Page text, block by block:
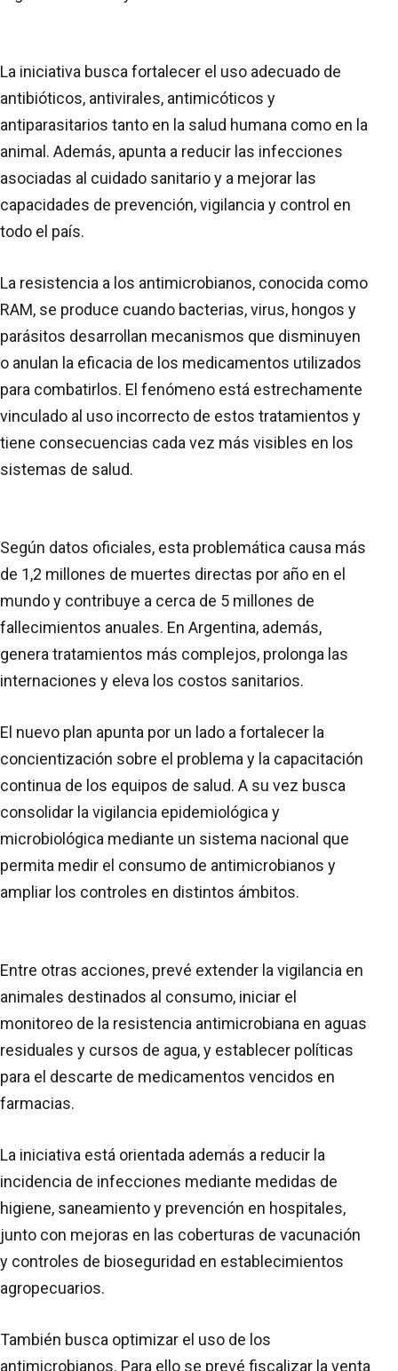
La iniciativa busca fortalecer el uso adecuado de
antibióticos, antivirales, antimicóticos y
antiparasitarios tanto en la salud humana como en la
animal. Además, apunta a reducir las infecciones
asociadas al cuidado sanitario y a mejorar las
capacidades de prevención, vigilancia y control en
todo el país.
La resistencia a los antimicrobianos, conocida como
RAM, se produce cuando bacterias, virus, hongos y
parásitos desarrollan mecanismos que disminuyen
o anulan la eficacia de los medicamentos utilizados
para combatirlos. El fenómeno está estrechamente
vinculado al uso incorrecto de estos tratamientos y
tiene consecuencias cada vez más visibles en los
sistemas de salud.
Según datos oficiales, esta problemática causa más
de 1,2 millones de muertes directas por año en el
mundo y contribuye a cerca de 5 millones de
fallecimientos anuales. En Argentina, además,
genera tratamientos más complejos, prolonga las
internaciones y eleva los costos sanitarios.
El nuevo plan apunta por un lado a fortalecer la
concientización sobre el problema y la capacitación
continua de los equipos de salud. A su vez busca
consolidar la vigilancia epidemiológica y
microbiológica mediante un sistema nacional que
permita medir el consumo de antimicrobianos y
ampliar los controles en distintos ámbitos.
Entre otras acciones, prevé extender la vigilancia en
animales destinados al consumo, iniciar el
monitoreo de la resistencia antimicrobiana en aguas
residuales y cursos de agua, y establecer políticas
para el descarte de medicamentos vencidos en
farmacias.
La iniciativa está orientada además a reducir la
incidencia de infecciones mediante medidas de
higiene, saneamiento y prevención en hospitales,
junto con mejoras en las coberturas de vacunación
y controles de bioseguridad en establecimientos
agropecuarios.
También busca optimizar el uso de los
antimicrobianos. Para ello se prevé fiscalizar la venta